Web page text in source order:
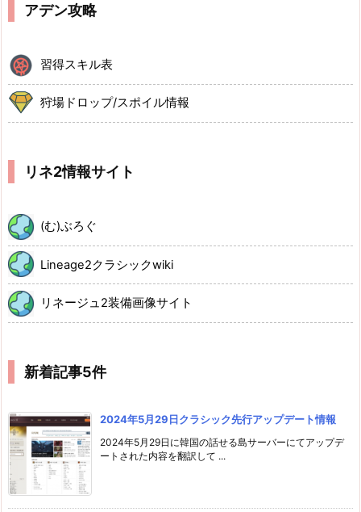
アデン攻略
習得スキル表
狩場ドロップ/スポイル情報
リネ2情報サイト
(む)ぶろぐ
Lineage2クラシックwiki
リネージュ2装備画像サイト
新着記事5件
2024年5月29日クラシック先行アップデート情報
2024年5月29日に韓国の話せる島サーバーにてアップデ
ートされた内容を翻訳して ...